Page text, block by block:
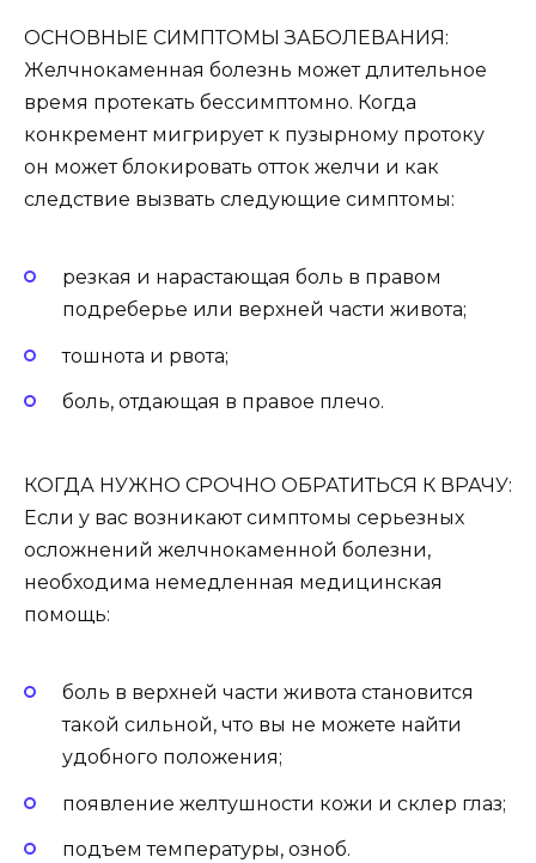
ОСНОВНЫЕ СИМПТОМЫ ЗАБОЛЕВАНИЯ:
Желчнокаменная болезнь может длительное
время протекать бессимптомно. Когда
конкремент мигрирует к пузырному протоку
он может блокировать отток желчи и как
следствие вызвать следующие симптомы:
резкая и нарастающая боль в правом
подреберье или верхней части живота;
тошнота и рвота;
боль, отдающая в правое плечо.
КОГДА НУЖНО СРОЧНО ОБРАТИТЬСЯ К ВРАЧУ:
Если у вас возникают симптомы серьезных
осложнений желчнокаменной болезни,
необходима немедленная медицинская
помощь:
боль в верхней части живота становится
такой сильной, что вы не можете найти
удобного положения;
появление желтушности кожи и склер глаз;
подъем температуры, озноб.